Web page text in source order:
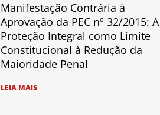
Manifestação Contrária à
Aprovação da PEC nº 32/2015: A
Proteção Integral como Limite
Constitucional à Redução da
Maioridade Penal
LEIA MAIS